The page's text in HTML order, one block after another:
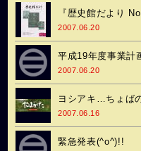
『歴史館だより
2007.06.20
平成19年度事業計
2007.06.20
ヨシアキ…ちょば
2007.06.16
緊急発表(^o^)!!